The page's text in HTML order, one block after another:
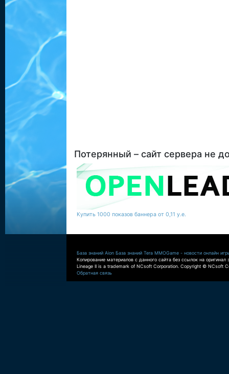
Потерянный – сайт сервера не
Купить 1000 показов баннера от 0,11 у.е.
База знаний Aion База знаний Tera MMOGame - новости онлайн
Копирование материалов с данного сайта без ссылок на оригинал
Lineage II is a trademark of NCsoft Corporation. Copyright © NCsoft
Обратная связь